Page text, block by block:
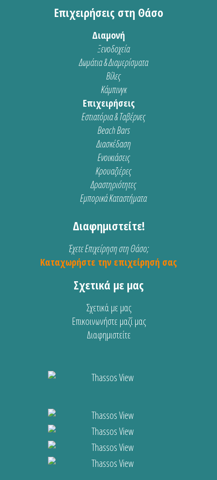
Επιχειρήσεις στη Θάσο
Διαμονή
Ξενοδοχεία
Δωμάτια & Διαμερίσματα
Βίλες
Κάμπινγκ
Επιχειρήσεις
Εστιατόρια & Ταβέρνες
Beach Bars
Διασκέδαση
Ενοικιάσεις
Κρουαζιέρες
Δραστηριότητες
Εμπορικά Καταστήματα
Διαφημιστείτε!
Έχετε Επιχείρηση στη Θάσο;
Καταχωρήστε την επιχείρησή σας
Σχετικά με μας
Σχετικά με μας
Επικοινωνήστε μαζί μας
Διαφημιστείτε